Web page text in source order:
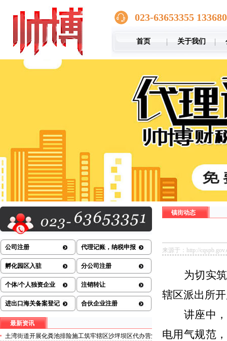
023-63653355
首页 关于我们
公司注册 代理记账，纳税申报
孵化园区入驻 分公司注册
个体/个人独资企业 注销转让
进出口海关备案登记 合伙企业注册
最新资讯
土湾街道开展化粪池排险施工筑牢辖区沙坪坝区代办营业
镇街动态
来源于：http://
为切实
辖区派出所
讲座中
电用气规范